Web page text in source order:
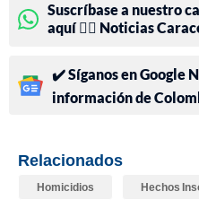
Suscríbase a nuestro
aquí 👉🏻 Noticias
✔️ Síganos en Google
información de
Relacionados
Homicidios Hechos